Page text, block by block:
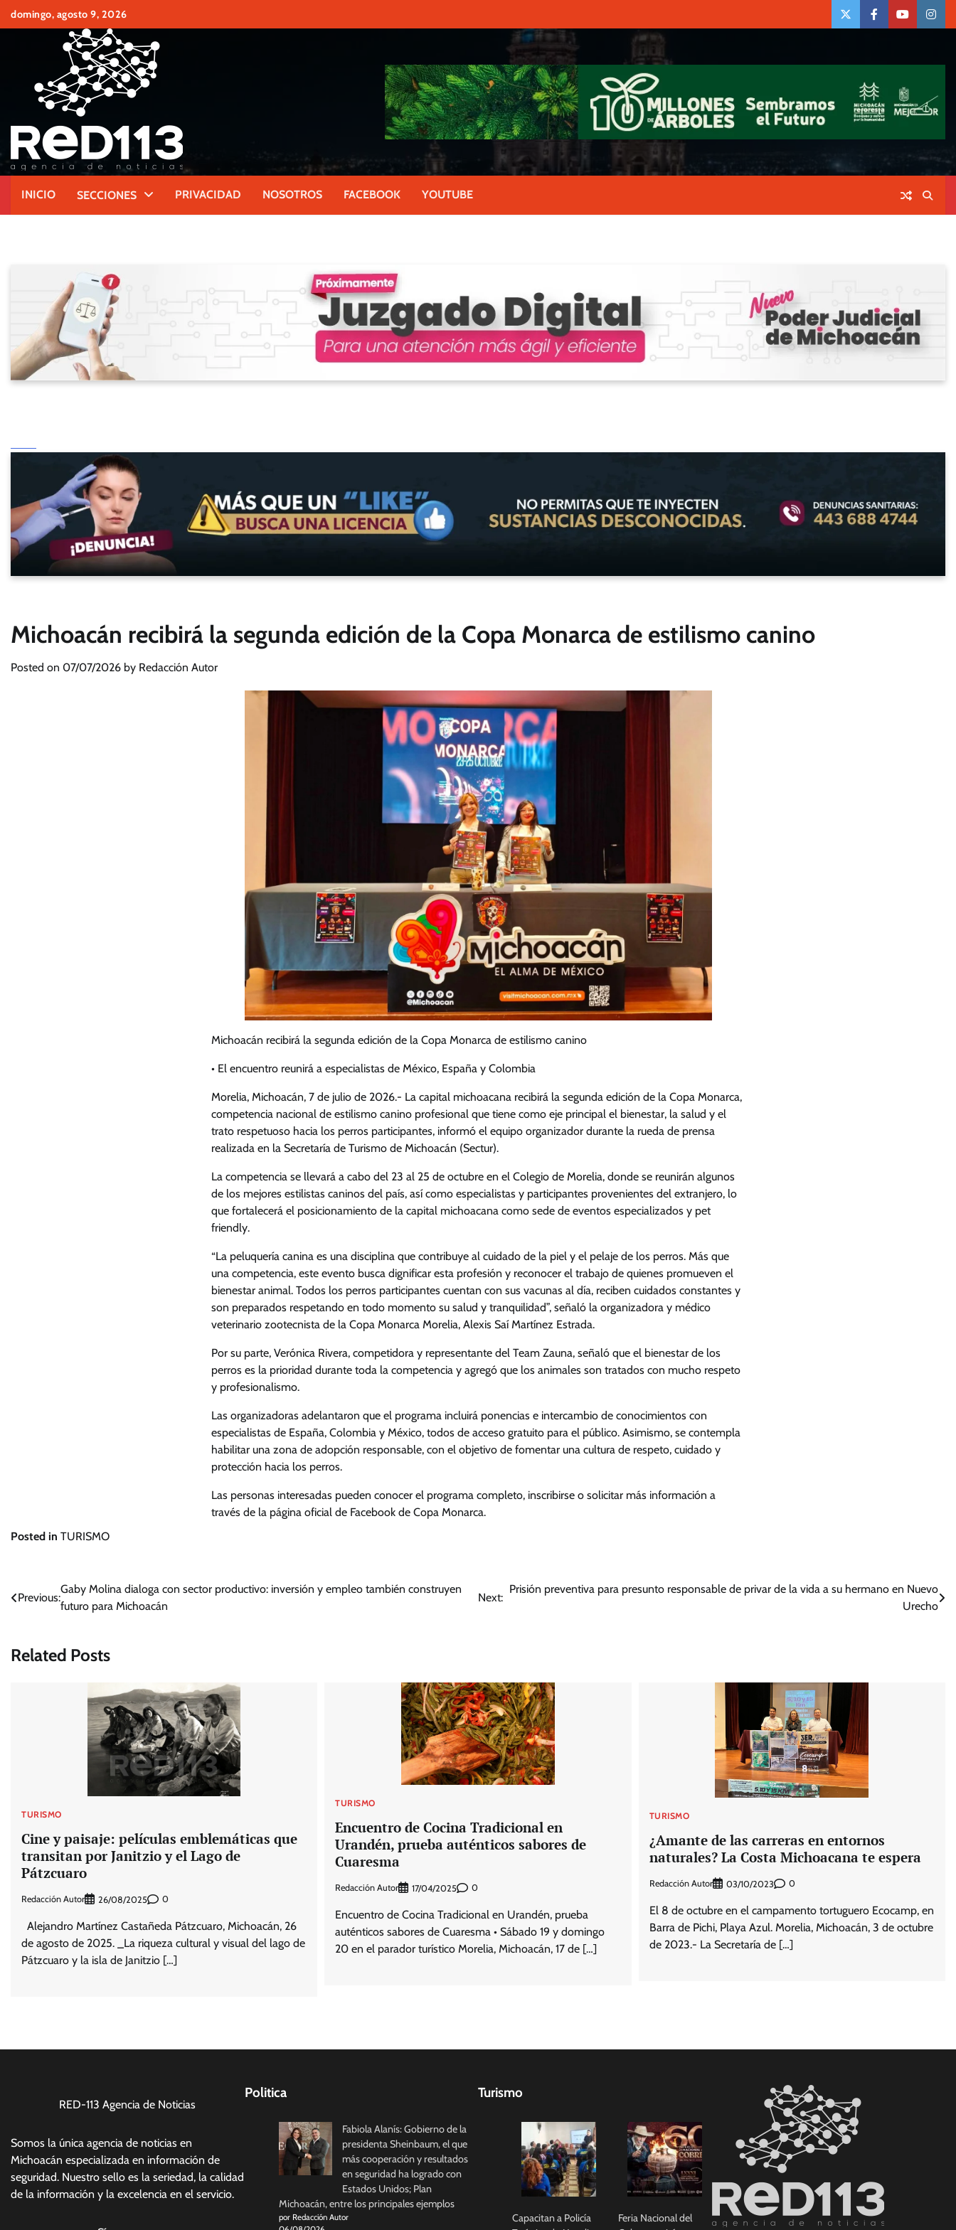
Skipdomingo, agosto 9, 2026
twiter Face Youtubeinsta
INICIO SECCIONES PRIVACIDAD NOSOTROS FACEBOOK YOUTUBE
Michoacán recibirá la segunda edición de la Copa Monarca de estilismo canino
Posted on 07/07/2026 by Redacción Autor
Michoacán recibirá la segunda edición de la Copa Monarca de estilismo canino
• ⁠El encuentro reunirá a especialistas de México, España y Colombia
Morelia, Michoacán, 7 de julio de 2026.- La capital michoacana recibirá la segunda edición de la Copa Monarca,
competencia nacional de estilismo canino profesional que tiene como eje principal el bienestar, la salud y el
trato respetuoso hacia los perros participantes, informó el equipo organizador durante la rueda de prensa
realizada en la Secretaría de Turismo de Michoacán (Sectur).
La competencia se llevará a cabo del 23 al 25 de octubre en el Colegio de Morelia, donde se reunirán algunos
de los mejores estilistas caninos del país, así como especialistas y participantes provenientes del extranjero, lo
que fortalecerá el posicionamiento de la capital michoacana como sede de eventos especializados y pet
friendly.
“La peluquería canina es una disciplina que contribuye al cuidado de la piel y el pelaje de los perros. Más que
una competencia, este evento busca dignificar esta profesión y reconocer el trabajo de quienes promueven el
bienestar animal. Todos los perros participantes cuentan con sus vacunas al día, reciben cuidados constantes y
son preparados respetando en todo momento su salud y tranquilidad”, señaló la organizadora y médico
veterinario zootecnista de la Copa Monarca Morelia, Alexis Saí Martínez Estrada.
Por su parte, Verónica Rivera, competidora y representante del Team Zauna, señaló que el bienestar de los
perros es la prioridad durante toda la competencia y agregó que los animales son tratados con mucho respeto
y profesionalismo.
Las organizadoras adelantaron que el programa incluirá ponencias e intercambio de conocimientos con
especialistas de España, Colombia y México, todos de acceso gratuito para el público. Asimismo, se contempla
habilitar una zona de adopción responsable, con el objetivo de fomentar una cultura de respeto, cuidado y
protección hacia los perros.
Las personas interesadas pueden conocer el programa completo, inscribirse o solicitar más información a
través de la página oficial de Facebook de Copa Monarca.
Posted in TURISMO
Navegación
entradas
Previous:
Gaby Molina dialoga con sector productivo: inversión y empleo también construyen
futuro para Michoacán
Next:
Prisión preventiva para presunto responsable de privar de la vida a su hermano en Nuevo
Urecho
Related Posts
TURISMO
Cine y paisaje: películas emblemáticas que
transitan por Janitzio y el Lago de
Pátzcuaro
Redacción Autor 26/08/2025 0
Alejandro Martínez Castañeda Pátzcuaro, Michoacán, 26
de agosto de 2025. _La riqueza cultural y visual del lago de
Pátzcuaro y la isla de Janitzio […]
TURISMO
Encuentro de Cocina Tradicional en
Urandén, prueba auténticos sabores de
Cuaresma
Redacción Autor 17/04/2025 0
Encuentro de Cocina Tradicional en Urandén, prueba
auténticos sabores de Cuaresma • Sábado 19 y domingo
20 en el parador turístico Morelia, Michoacán, 17 de […]
TURISMO
¿Amante de las carreras en entornos
naturales? La Costa Michoacana te espera
Redacción Autor 03/10/2023 0
El 8 de octubre en el campamento tortuguero Ecocamp, en
Barra de Pichi, Playa Azul. Morelia, Michoacán, 3 de octubre
de 2023.- La Secretaría de […]
RED-113 Agencia de Noticias
Somos la única agencia de noticias en
Michoacán especializada en información de
seguridad. Nuestro sello es la seriedad, la calidad
de la información y la excelencia en el servicio.
Politica
Fabiola Alanís: Gobierno de la
presidenta Sheinbaum, el que
más cooperación y resultados
en seguridad ha logrado con
Estados Unidos; Plan
Michoacán, entre los principales ejemplos
por Redacción Autor
Turismo
Capacitan a Policía
Feria Nacional del